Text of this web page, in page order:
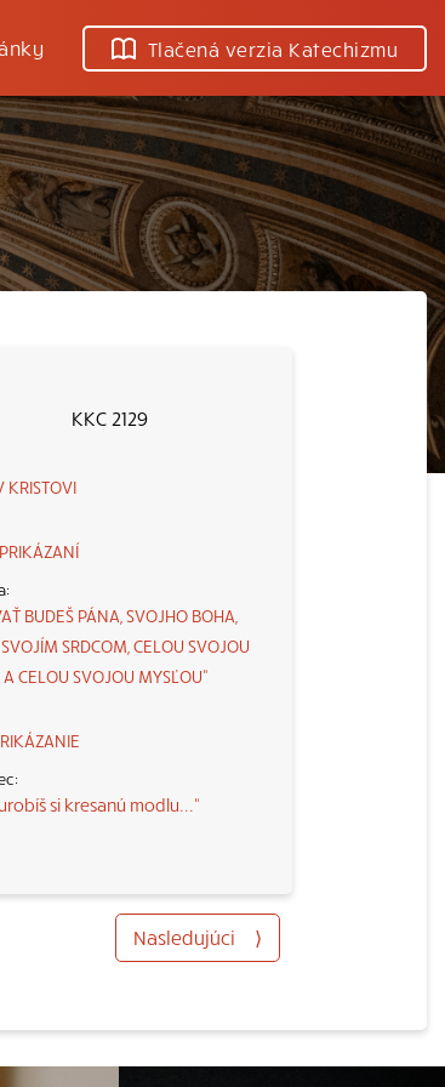
Tlačená verzia Katechizmu
KKC 2129
KRISTOVI
BUDEŠ PÁNA, SVOJHO BOHA,
SRDCOM, CELOU SVOJOU
A CELOU SVOJOU MYSĽOU“
si kresanú modlu...“
Nasledujúci ⟩